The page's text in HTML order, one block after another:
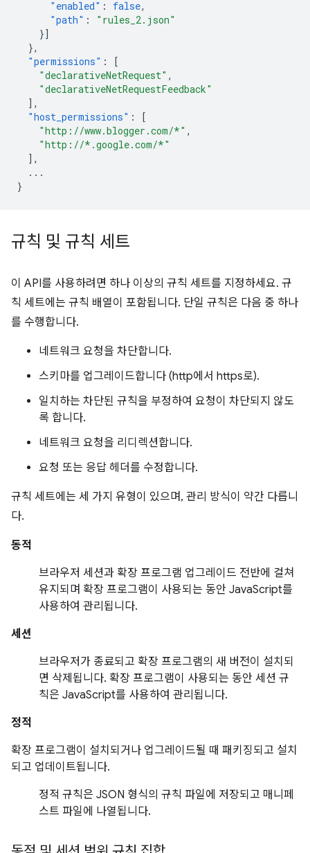
"enabled" : false,
"path" :
"rules_2.json"
}]
},
"permissions" :
[
"declarativeNetRequest" ,
"declarativeNetRequestFeedback"
],
"host_permissions" :
[
"http://www.blogger.com/*" ,
"http://*.google.com/*"
],
...
}
규칙 및 규칙 세트
이 API를 사용하려면 하나 이상의 규칙 세트를 지정하세요. 규
칙 세트에는 규칙 배열이 포함됩니다. 단일 규칙은 다음 중 하나
를 수행합니다.
네트워크 요청을 차단합니다.
스키마를 업그레이드합니다 (http에서 https로).
일치하는 차단된 규칙을 부정하여 요청이 차단되지 않도
록 합니다.
네트워크 요청을 리디렉션합니다.
요청 또는 응답 헤더를 수정합니다.
규칙 세트에는 세 가지 유형이 있으며, 관리 방식이 약간 다릅니
다.
동적
브라우저 세션과 확장 프로그램 업그레이드 전반에 걸쳐
유지되며 확장 프로그램이 사용되는 동안 JavaScript를
사용하여 관리됩니다.
세션
브라우저가 종료되고 확장 프로그램의 새 버전이 설치되
면 삭제됩니다. 확장 프로그램이 사용되는 동안 세션 규
칙은 JavaScript를 사용하여 관리됩니다.
정적
확장 프로그램이 설치되거나 업그레이드될 때 패키징되고 설치
되고 업데이트됩니다.
정적 규칙은 JSON 형식의 규칙 파일에 저장되고 매니페
스트 파일에 나열됩니다.